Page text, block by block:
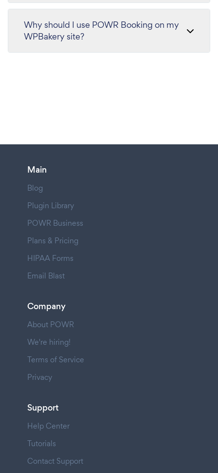
Why should I use POWR Booking on my
WPBakery site?
Main
Blog
Plugin Library
POWR Business
Plans & Pricing
HIPAA Forms
Email Blast
Company
About POWR
We're hiring!
Terms of Service
Privacy
Support
Help Center
Tutorials
Contact Support